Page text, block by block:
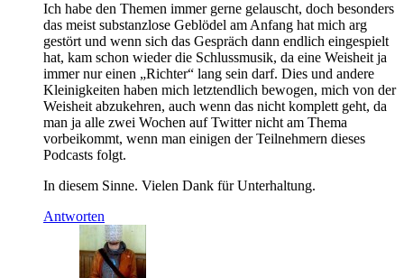
Ich habe den Themen immer gerne gelauscht, doch besonders
das meist substanzlose Geblödel am Anfang hat mich arg
gestört und wenn sich das Gespräch dann endlich eingespielt
hat, kam schon wieder die Schlussmusik, da eine Weisheit ja
immer nur einen „Richter“ lang sein darf. Dies und andere
Kleinigkeiten haben mich letztendlich bewogen, mich von der
Weisheit abzukehren, auch wenn das nicht komplett geht, da
man ja alle zwei Wochen auf Twitter nicht am Thema
vorbeikommt, wenn man einigen der Teilnehmern dieses
Podcasts folgt.
In diesem Sinne. Vielen Dank für Unterhaltung.
Antworten